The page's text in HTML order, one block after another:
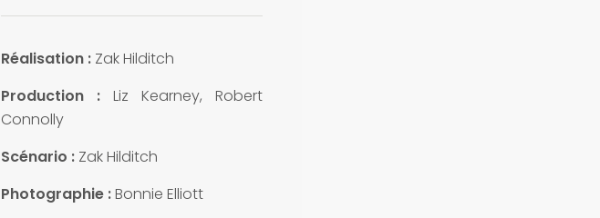
Réalisation : Zak Hilditch
Production :Liz Kearney, Robert
Connolly
Scénario :Zak Hilditch
Photographie :Bonnie Elliott